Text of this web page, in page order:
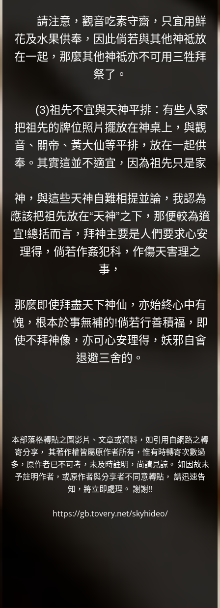
請注意，觀音吃素守齋，只宜用鮮
花及水果供奉，因此倘若與其他神祗放
在一起，那麼其他神祗亦不可用三牲拜
祭了。
(3)祖先不宜與天神平排：有些人家
把祖先的牌位照片擺放在神桌上，與觀
音、關帝、黃​​大仙等平排，放在一起供
奉。其實這並不適宜，因為祖先只是家
神，與這些天神自難相提並論，我認為
應該把祖先放在“天神”之下，那便較為適
宜!總括而言，拜神主要是人們要求心安
理得，倘若作姦犯科，作傷天害理之
事，
那麼即使拜盡天下神仙，亦始終心中有
愧，根本於事無補的!倘若行善積福，即
使不拜神像，亦可心安理得，妖邪自會
退避三舍的。
本部落格轉貼之圖影片、文章或資料，如引用自網路之轉
寄分享， 其著作權皆屬原作者所有，惟有時轉寄次數過
多，原作者已不可考，未及時註明，尚請見諒。 如因故未
予註明作者，或原作者與分享者不同意轉貼， 請迅速告
知，將立即處理。 謝謝!!
https://gb.tovery.net/skyhideo/